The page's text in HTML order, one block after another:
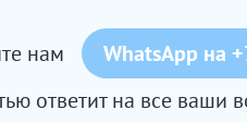
нам WhatsApp на
ответит на все